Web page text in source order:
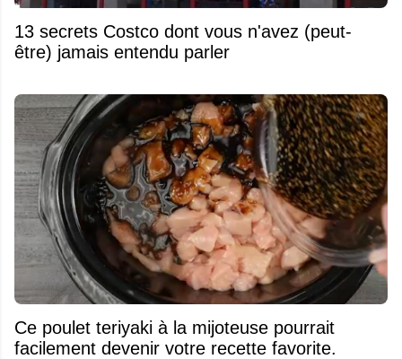
13 secrets Costco dont vous n'avez (peut-
être) jamais entendu parler
Ce poulet teriyaki à la mijoteuse pourrait
facilement devenir votre recette favorite.